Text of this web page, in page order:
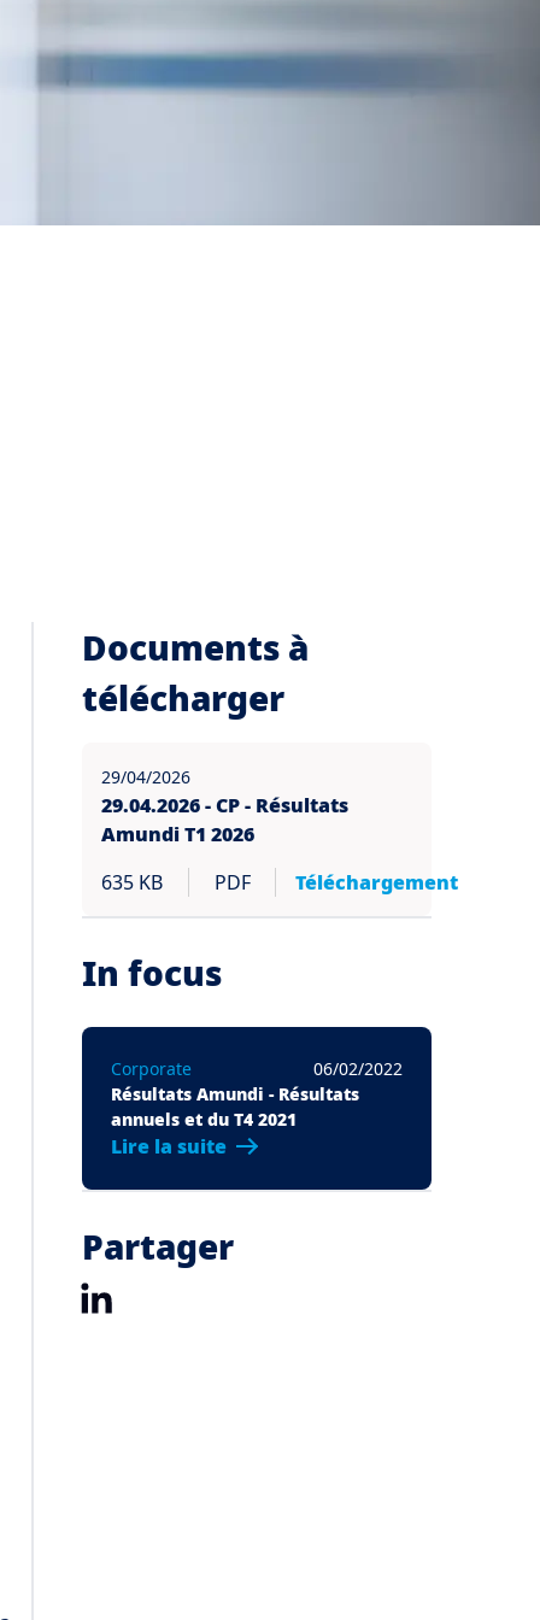
Documents à
télécharger
29/04/2026
29.04.2026 - CP - Résultats
Amundi T1 2026
635 KB
PDF Téléchargement
In focus
Corporate
06/02/2022
Résultats Amundi - Résultats
annuels et du T4 2021
Lire la suite
Partager